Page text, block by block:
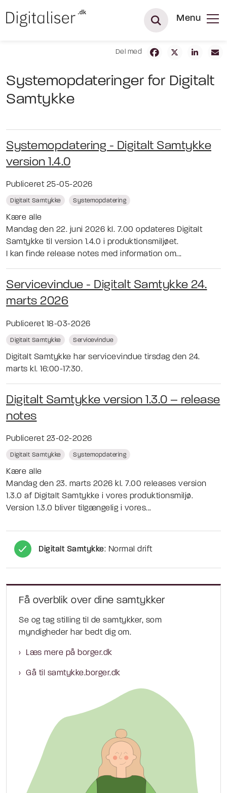
Menu
Del med
Systemopdateringer for Digitalt
Samtykke
Systemopdatering - Digitalt Samtykke
version 1.4.0
Publiceret 25-05-2026
Digitalt Samtykke Systemopdatering
Kære alle
Mandag den 22. juni 2026 kl. 7.00 opdateres Digitalt
Samtykke til version 1.4.0 i produktionsmiljøet.
I kan finde release notes med information om...
Servicevindue - Digitalt Samtykke 24.
marts 2026
Publiceret 18-03-2026
Digitalt Samtykke Servicevindue
Digitalt Samtykke har servicevindue tirsdag den 24.
marts kl. 16:00-17:30.
Digitalt Samtykke version 1.3.0 – release
notes
Publiceret 23-02-2026
Digitalt Samtykke Systemopdatering
Kære alle
Mandag den 23. marts 2026 kl. 7.00 releases version
1.3.0 af Digitalt Samtykke i vores produktionsmiljø.
Version 1.3.0 bliver tilgængelig i vores...
Digitalt Samtykke: Normal drift
Få overblik over dine samtykker
Se og tag stilling til de samtykker, som
myndigheder har bedt dig om.
Læs mere på borger.dk
Gå til samtykke.borger.dk